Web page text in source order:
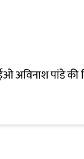
अविनाश पांडे की